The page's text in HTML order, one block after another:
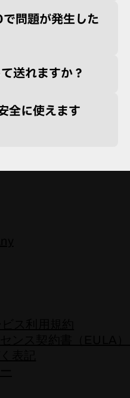
問題が発生した
送れますか？
全に使えます